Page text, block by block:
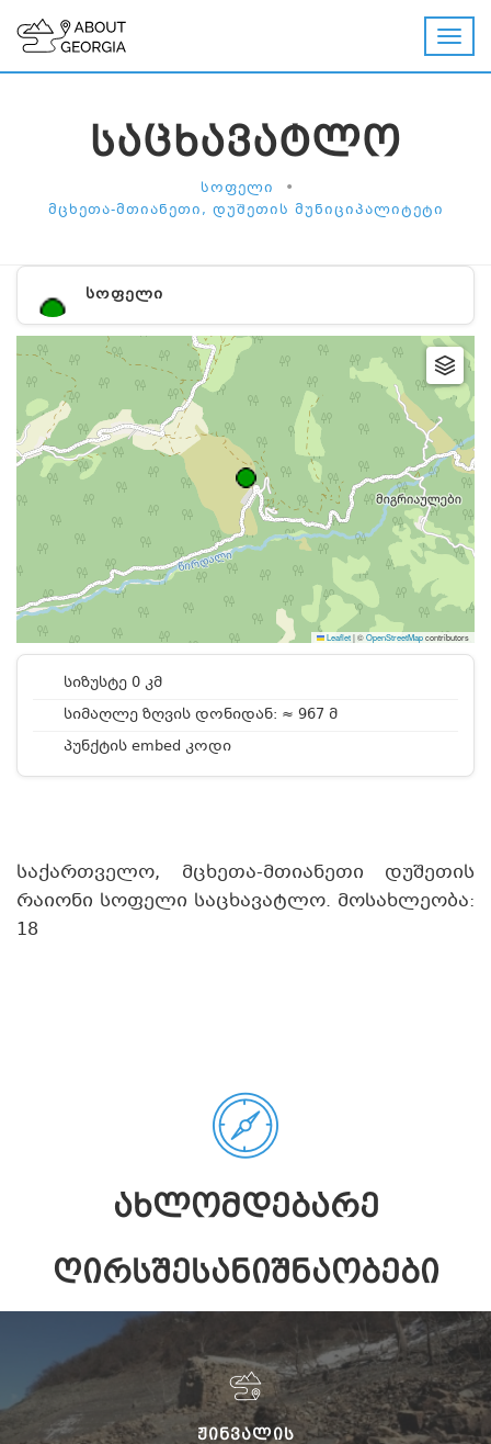
ᲡᲐᲪᲮᲐᲕᲐᲢᲚᲝ
ᲡᲝᲤᲔᲚᲘ •
ᲛᲪᲮᲔᲗᲐ-ᲛᲗᲘᲐᲜᲔᲗᲘ, ᲓᲣᲨᲔᲗᲘᲡ ᲛᲣᲜᲘᲪᲘᲞᲐᲚᲘᲢᲔᲢᲘ
ᲡᲝᲤᲔᲚᲘ
Leaflet|©OpenStreetMapcontributors
სიზუსტე 0 კმ
სიმაღლე ზღვის დონიდან: ≈ 967 მ
პუნქტის embed კოდი
საქართველო, მცხეთა-მთიანეთი დუშეთის
რაიონი სოფელი საცხავატლო. მოსახლეობა:
18
ᲐᲮᲚᲝᲛᲓᲔᲑᲐᲠᲔ
ᲦᲘᲠᲡᲨᲔᲡᲐᲜᲘᲨᲜᲐᲝᲑᲔᲑᲘ
ᲟᲘᲜᲕᲐᲚᲘᲡ